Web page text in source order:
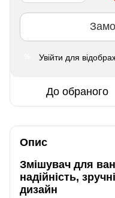
Увійти для
До обраного
Опис
Змішувач для
надійність,
дизайн